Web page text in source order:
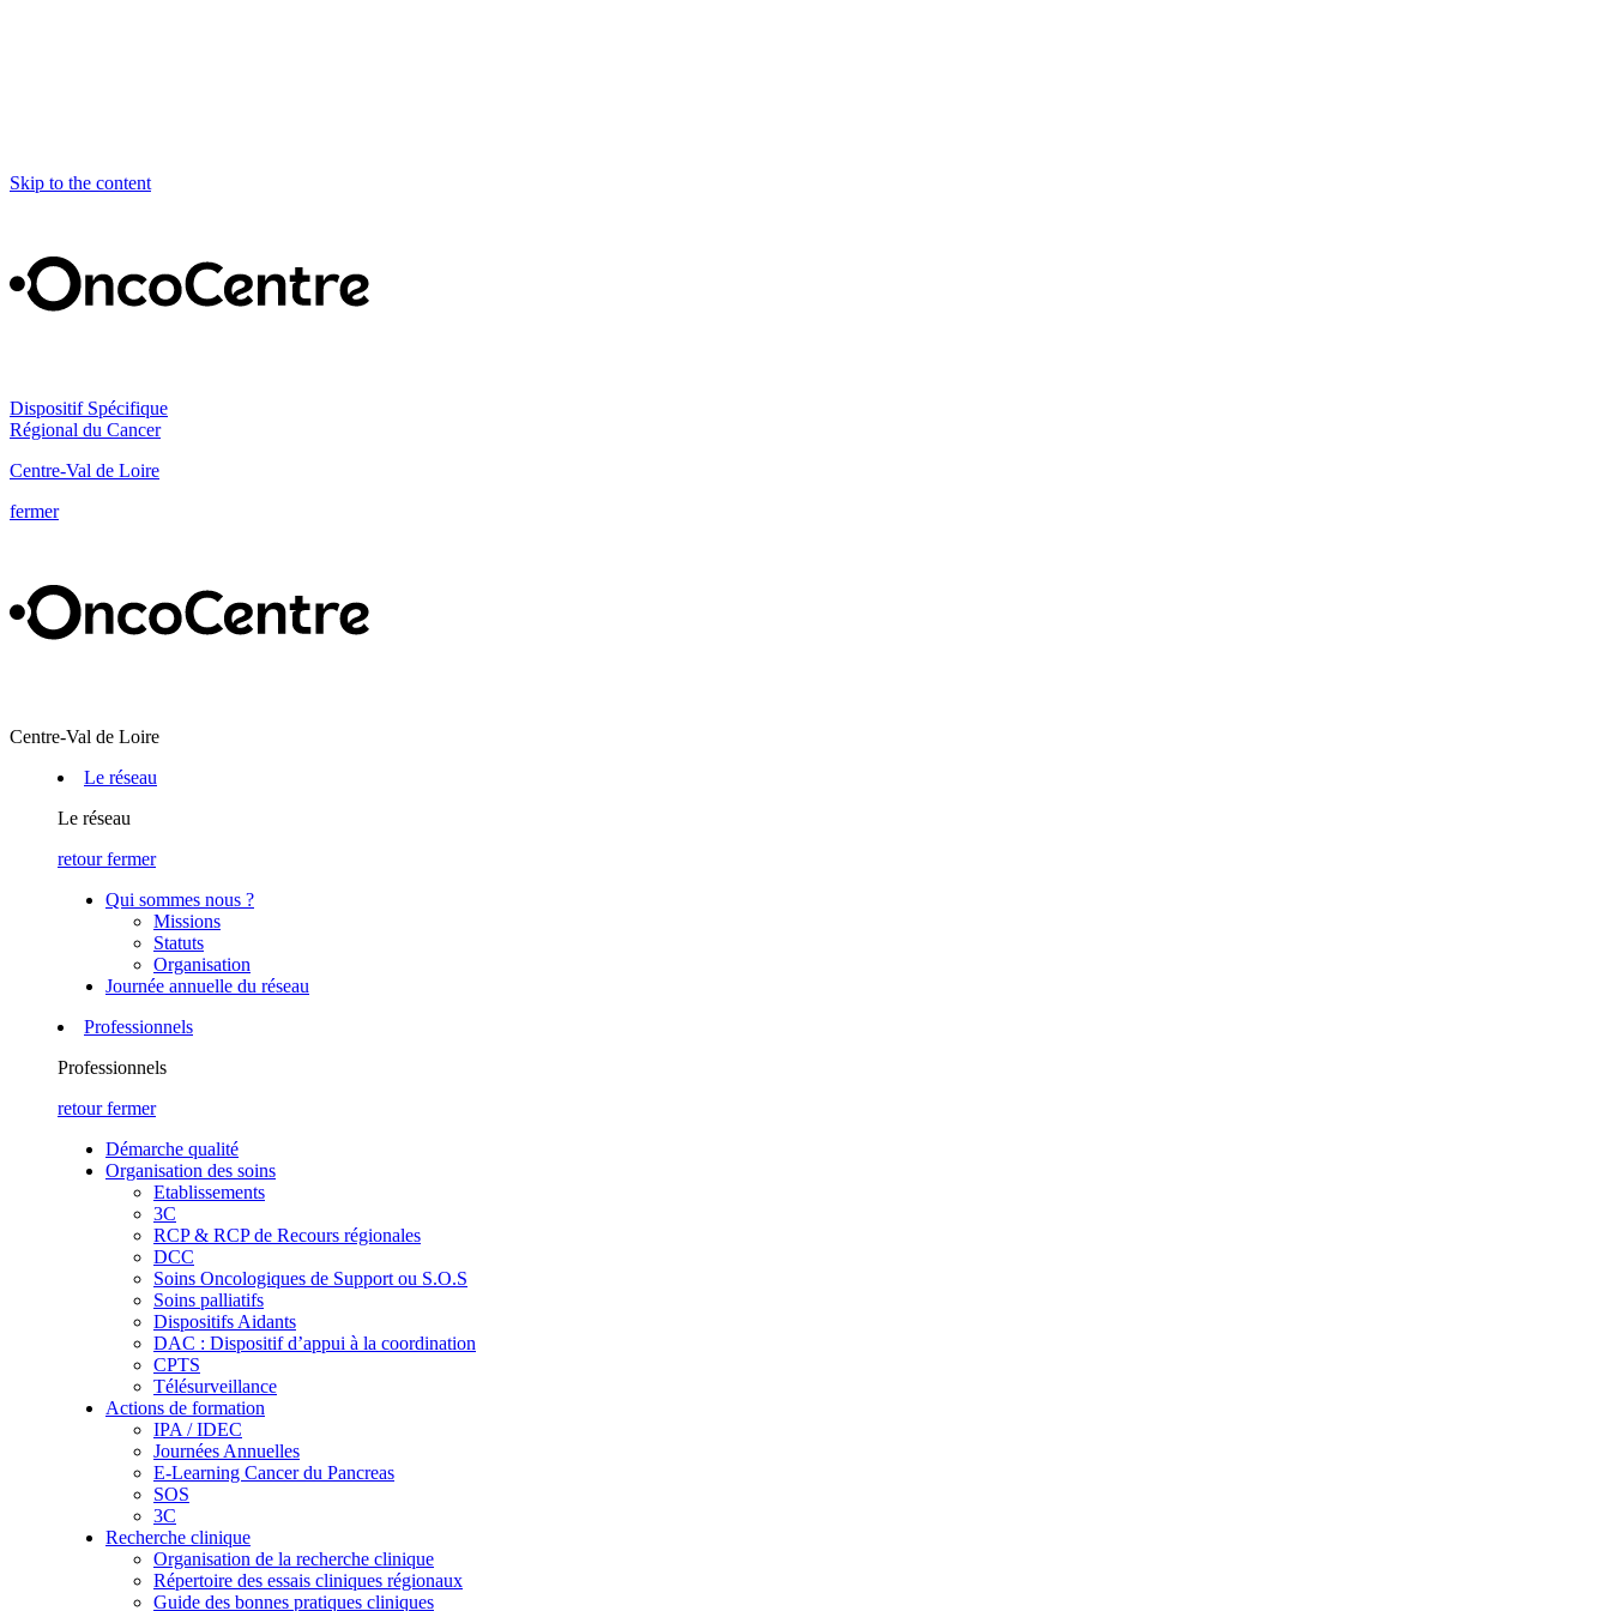
Skip to the content
Dispositif Spécifique
Régional du Cancer
Centre-Val de Loire
fermer
Centre-Val de Loire
Le réseau
Le réseau
retour fermer
Qui sommes nous ?
Missions
Statuts
Organisation
Journée annuelle du réseau
Professionnels
Professionnels
retour fermer
Démarche qualité
Organisation des soins
Etablissements
3C
RCP & RCP de Recours régionales
DCC
Soins Oncologiques de Support ou S.O.S
Soins palliatifs
Dispositifs Aidants
DAC : Dispositif d’appui à la coordination
CPTS
Télésurveillance
Actions de formation
IPA / IDEC
Journées Annuelles
E-Learning Cancer du Pancreas
SOS
3C
Recherche clinique
Organisation de la recherche clinique
Répertoire des essais cliniques régionaux
Guide des bonnes pratiques cliniques